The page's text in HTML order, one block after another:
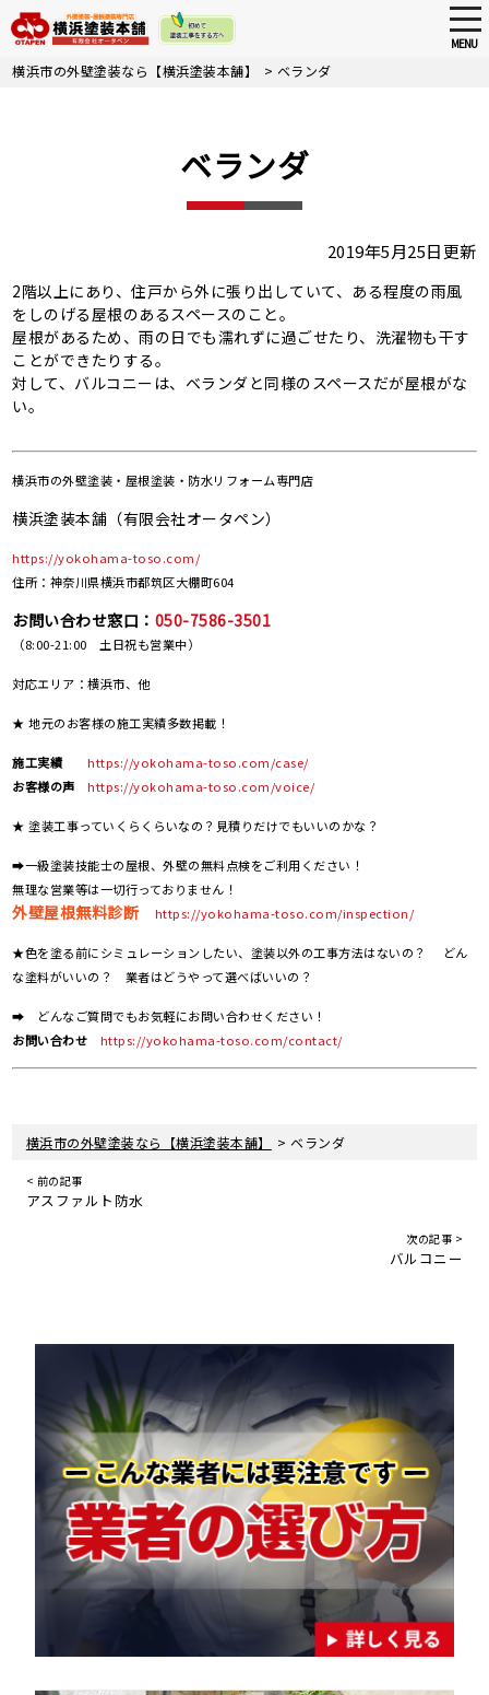
Skip
MENU
横浜市の外壁塗装なら【横浜塗装本舗】 > ベランダ
ベランダ
2019年5月25日更新
2階以上にあり、住戸から外に張り出していて、ある程度の雨風
をしのげる屋根のあるスペースのこと。
屋根があるため、雨の日でも濡れずに過ごせたり、洗濯物も干す
ことができたりする。
対して、バルコニーは、ベランダと同様のスペースだが屋根がな
い。
横浜市の外壁塗装・屋根塗装・防水リフォーム専門店
横浜塗装本舗（有限会社オータペン）
https://yokohama-toso.com/
住所：神奈川県横浜市都筑区大棚町604
お問い合わせ窓口： 050-7586-3501
（8:00-21:00 土日祝も営業中）
対応エリア：横浜市、他
★ 地元のお客様の施工実績多数掲載！
施工実績
https://yokohama-toso.com/case/
お客様の声
https://yokohama-toso.com/voice/
★ 塗装工事っていくらくらいなの？見積りだけでもいいのかな？
➡一級塗装技能士の屋根、外壁の無料点検をご利用ください！
無理な営業等は一切行っておりません！
外壁屋根無料診断 https://yokohama-toso.com/inspection/
★色を塗る前にシミュレーションしたい、塗装以外の工事方法はないの？ どん
な塗料がいいの？ 業者はどうやって選べばいいの？
➡ どんなご質問でもお気軽にお問い合わせください！
お問い合わせ
https://yokohama-toso.com/contact/
横浜市の外壁塗装なら【横浜塗装本舗】 >ベランダ
< 前の記事
アスファルト防水
次の記事 >
バルコニー